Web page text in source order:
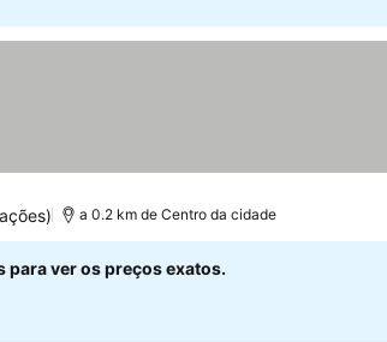
a 0.2 km de Centro da cidade
para ver os preços exatos.